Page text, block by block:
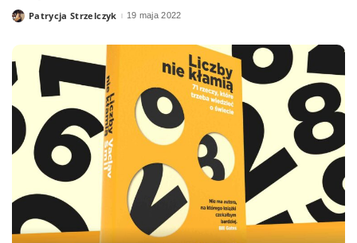
PostedPatrycja Strzelczyk 19 maja 2022